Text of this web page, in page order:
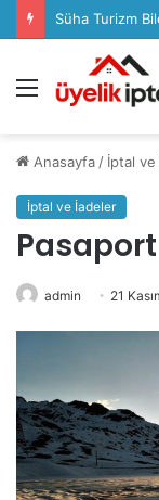
Süha Turizm
Menü
Anasayfa / İptal
İptal ve İadeler
admin 21